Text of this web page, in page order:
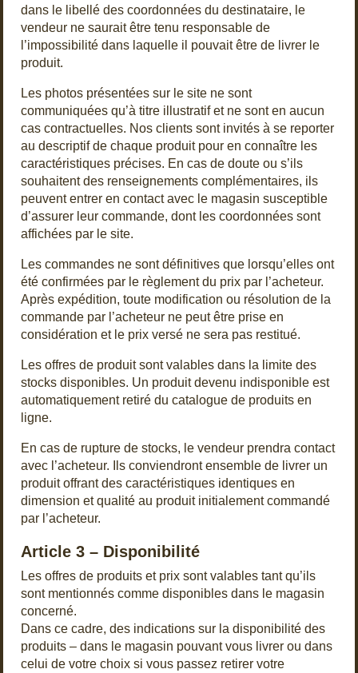
dans le libellé des coordonnées du destinataire, le
vendeur ne saurait être tenu responsable de
l’impossibilité dans laquelle il pouvait être de livrer le
produit.
Les photos présentées sur le site ne sont
communiquées qu’à titre illustratif et ne sont en aucun
cas contractuelles. Nos clients sont invités à se reporter
au descriptif de chaque produit pour en connaître les
caractéristiques précises. En cas de doute ou s’ils
souhaitent des renseignements complémentaires, ils
peuvent entrer en contact avec le magasin susceptible
d’assurer leur commande, dont les coordonnées sont
affichées par le site.
Les commandes ne sont définitives que lorsqu’elles ont
été confirmées par le règlement du prix par l’acheteur.
Après expédition, toute modification ou résolution de la
commande par l’acheteur ne peut être prise en
considération et le prix versé ne sera pas restitué.
Les offres de produit sont valables dans la limite des
stocks disponibles. Un produit devenu indisponible est
automatiquement retiré du catalogue de produits en
ligne.
En cas de rupture de stocks, le vendeur prendra contact
avec l’acheteur. Ils conviendront ensemble de livrer un
produit offrant des caractéristiques identiques en
dimension et qualité au produit initialement commandé
par l’acheteur.
Article 3 – Disponibilité
Les offres de produits et prix sont valables tant qu’ils
sont mentionnés comme disponibles dans le magasin
concerné.
Dans ce cadre, des indications sur la disponibilité des
produits – dans le magasin pouvant vous livrer ou dans
celui de votre choix si vous passez retirer votre